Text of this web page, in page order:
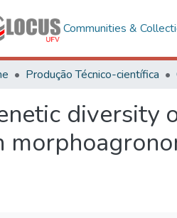
Communities &
Produção Técnico-científica
diversity